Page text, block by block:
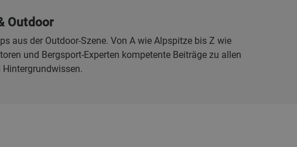
Outdoor
aus der Outdoor-Szene. Von A wie Alpspitze bis Z wie
und Bergsport-Experten kompetente Beiträge zu allen